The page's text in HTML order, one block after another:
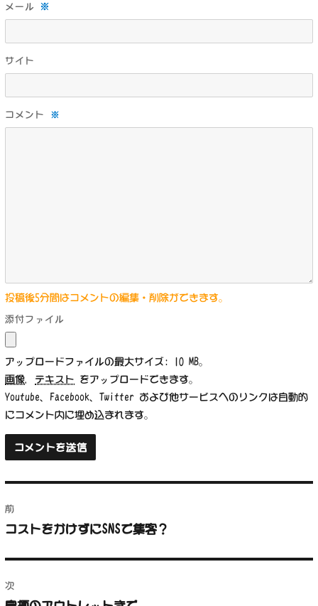
メール ※
サイト
コメント ※
投稿後5分間はコメントの編集・削除ができます。
添付ファイル
アップロードファイルの最大サイズ: 10 MB。
画像
テキスト をアップロードできます。
Youtube、Facebook、Twitter および他サービスへのリンクは自動的
にコメント内に埋め込まれます。
稿
ゲ
前
前
稿:
コストをかけずにSNSで集客？
次